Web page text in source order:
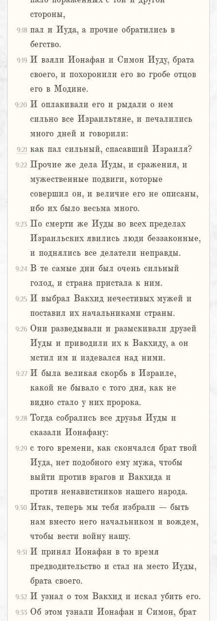
стороны,
9:18 пал и Иуда, а прочие обратились в
бегство.
9:19 И взяли Ионафан и Симон Иуду, брата
своего, и похоронили его во гробе отцов
его в Модине.
9:20 И оплакивали его и рыдали о нем
сильно все Израильтяне, и печалились
много дней и говорили:
9:21 как пал сильный, спасавший Израиля?
9:22 Прочие же дела Иуды, и сражения, и
мужественные подвиги, которые
совершил он, и величие его не описаны,
ибо их было весьма много.
9:23 По смерти же Иуды во всех пределах
Израильских явились люди беззаконные,
и поднялись все делатели неправды.
9:24 В те самые дни был очень сильный
голод, и страна пристала к ним.
9:25 И выбрал Вакхид нечестивых мужей и
поставил их начальниками страны.
9:26 Они разведывали и разыскивали друзей
Иуды и приводили их к Вакхиду, а он
мстил им и издевался над ними.
9:27 И была великая скорбь в Израиле,
какой не бывало с того дня, как не
видно стало у них пророка.
9:28 Тогда собрались все друзья Иуды и
сказали Ионафану:
9:29 с того времени, как скончался брат твой
Иуда, нет подобного ему мужа, чтобы
выйти против врагов и Вакхида и
против ненавистников нашего народа.
9:30 Итак, теперь мы тебя избрали – быть
нам вместо него начальником и вождем,
чтобы вести войну нашу.
9:31 И принял Ионафан в то время
предводительство и стал на место Иуды,
брата своего.
9:32 И узнал о том Вакхид и искал убить его.
9:33 Об этом узнали Ионафан и Симон, брат